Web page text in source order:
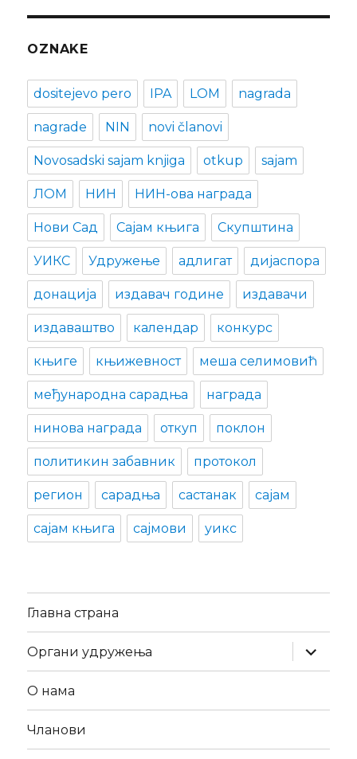
OZNAKE
dositejevo pero IPA LOM nagrada
nagrade NIN novi članovi
Novosadski sajam knjiga otkup sajam
ЛОМ НИН НИН-ова награда
Нови Сад Сајам књига Скупштина
УИКС Удружење адлигат дијаспора
донација издавач године издавачи
издаваштво календар конкурс
књиге књижевност меша селимовић
међународна сарадња награда
нинова награда откуп поклон
политикин забавник протокол
регион сарадња састанак сајам
сајам књига сајмови уикс
Главна страна
Органи удружења
expand
child
menu
О нама
Чланови